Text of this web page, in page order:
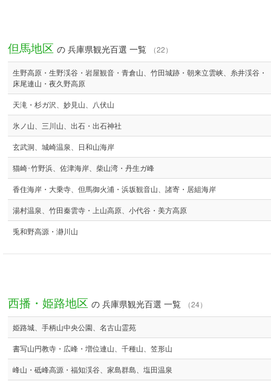
但馬地区 の 兵庫県観光百選 一覧 （22）
生野高原・生野渓谷・岩屋観音・青倉山、竹田城跡・朝来立雲峡、糸井渓谷・
床尾連山・夜久野高原
天滝・杉ガ沢、妙見山、八伏山
氷ノ山、三川山、出石・出石神社
玄武洞、城崎温泉、日和山海岸
猫崎･竹野浜、佐津海岸、柴山湾・丹生ガ峰
香住海岸・大乗寺、但馬御火浦・浜坂観音山、諸寄・居組海岸
湯村温泉、竹田秦雲寺・上山高原、小代谷・美方高原
兎和野高源・瀞川山
西播・姫路地区 の 兵庫県観光百選 一覧 （24）
姫路城、手柄山中央公園、名古山霊苑
書写山円教寺・広峰・増位連山、千種山、笠形山
峰山・砥峰高源・福知渓谷、家島群島、塩田温泉